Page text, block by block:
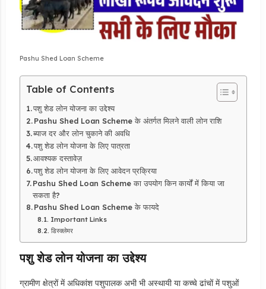
Pashu Shed Loan Scheme
Table of Contents
पशु शेड लोन योजना का उद्देश्य
Pashu Shed Loan Scheme के अंतर्गत मिलने वाली लोन राशि
ब्याज दर और लोन चुकाने की अवधि
पशु शेड लोन योजना के लिए पात्रता
आवश्यक दस्तावेज़
पशु शेड लोन योजना के लिए आवेदन प्रक्रिया
Pashu Shed Loan Scheme का उपयोग किन कार्यों में किया जा
सकता है?
Pashu Shed Loan Scheme के फायदे
Important Links
डिस्क्लेमर
पशु शेड लोन योजना का उद्देश्य
ग्रामीण क्षेत्रों में अधिकांश पशुपालक अभी भी अस्थायी या कच्चे ढांचों में पशुओं